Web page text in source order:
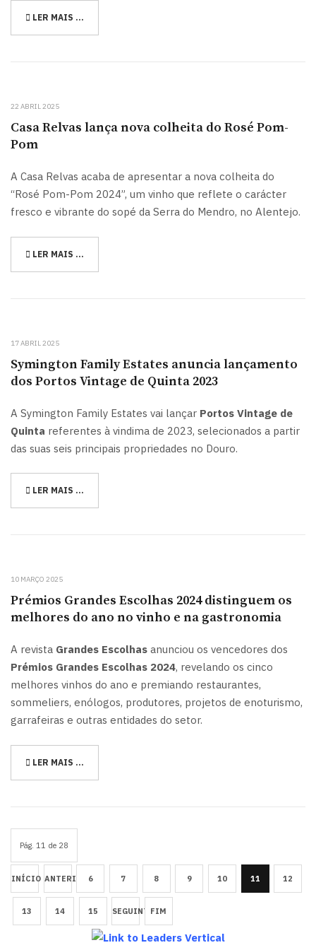
LER MAIS …
22 ABRIL 2025
Casa Relvas lança nova colheita do Rosé Pom-
Pom
A Casa Relvas acaba de apresentar a nova colheita do
“Rosé Pom-Pom 2024”, um vinho que reflete o carácter
fresco e vibrante do sopé da Serra do Mendro, no Alentejo.
LER MAIS …
17 ABRIL 2025
Symington Family Estates anuncia lançamento
dos Portos Vintage de Quinta 2023
A Symington Family Estates vai lançar Portos Vintage de
Quinta referentes à vindima de 2023, selecionados a partir
das suas seis principais propriedades no Douro.
LER MAIS …
10 MARÇO 2025
Prémios Grandes Escolhas 2024 distinguem os
melhores do ano no vinho e na gastronomia
A revista Grandes Escolhas anunciou os vencedores dos
Prémios Grandes Escolhas 2024, revelando os cinco
melhores vinhos do ano e premiando restaurantes,
sommeliers, enólogos, produtores, projetos de enoturismo,
garrafeiras e outras entidades do setor.
LER MAIS …
Pág. 11 de 28
INÍCIO ANTERIOR 6 7 8 9 10 11 12
13 14 15 SEGUINTEFIM